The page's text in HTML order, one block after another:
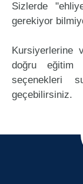
Sizlerde
gerekiyor
Kursiyerlerine
doğru eğitim
seçenekleri
geçebilirsiniz.